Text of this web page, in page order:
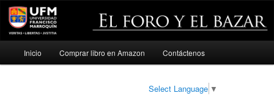
Ir
Ir
Inicio Comprar libro en Amazon Contáctenos
Select Language ▼